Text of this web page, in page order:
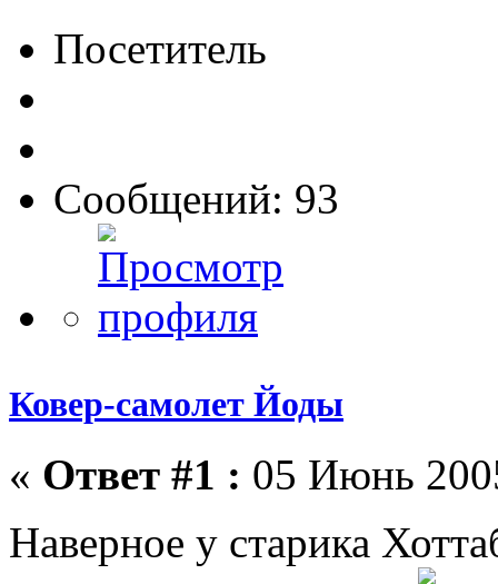
Посетитель
Сообщений: 93
Ковер-самолет Йоды
« Ответ #1 : 05 Июнь
Наверное у старика